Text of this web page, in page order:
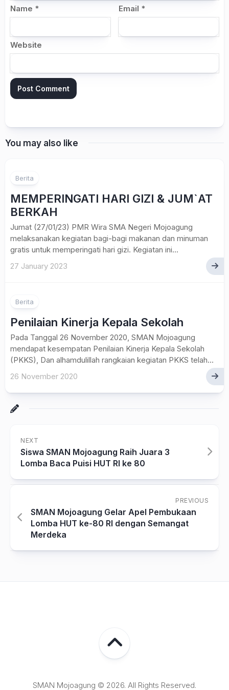
Name * Email *
Website
You may also like
Berita
MEMPERINGATI HARI GIZI & JUM`AT
BERKAH
Jumat (27/01/23) PMR Wira SMA Negeri Mojoagung
melaksanakan kegiatan bagi-bagi makanan dan minuman
gratis untuk memperingati hari gizi. Kegiatan ini...
27 January 2023
Berita
Penilaian Kinerja Kepala Sekolah
Pada Tanggal 26 November 2020, SMAN Mojoagung
mendapat kesempatan Penilaian Kinerja Kepala Sekolah
(PKKS), Dan alhamdulillah rangkaian kegiatan PKKS telah...
26 November 2020
NEXT
Siswa SMAN Mojoagung Raih Juara 3
Lomba Baca Puisi HUT RI ke 80
PREVIOUS
SMAN Mojoagung Gelar Apel Pembukaan
Lomba HUT ke-80 RI dengan Semangat
Merdeka
SMAN Mojoagung © 2026. All Rights Reserved.